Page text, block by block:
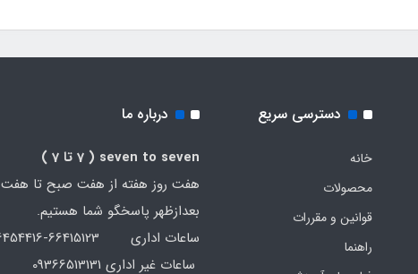
دسترسی سریع
خانه
محصولات
قوانین و مقررات
راهنما
درباره ما
seven to seven ( 7 تا 7 )
هفت روز هفته از هفت صبح تا هفت
بعدازظهر پاسخگو شما هستیم.
ساعات اداری 66415123-66454416-021
ساعات غیر اداری 09366513131